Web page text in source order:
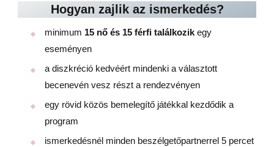
Hogyan zajlik az ismerkedés?
minimum 15 nő és 15 férfi találkozik egy
eseményen
a diszkréció kedvéért mindenki a választott
becenevén vesz részt a rendezvényen
egy rövid közös bemelegítő játékkal kezdődik a
program
ismerkedésnél minden beszélgetőpartnerrel 5 percet